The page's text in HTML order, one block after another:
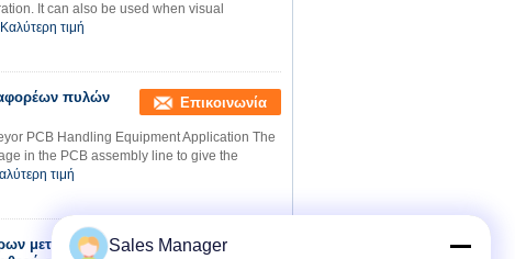
It can also be used when visual
Καλύτερη τιμή
πυλών
Επικοινωνία
PCB Handling Equipment Application The
in the PCB assembly line to give the
τιμή
μεταφορέων
Επικοινωνία
Sales Manager